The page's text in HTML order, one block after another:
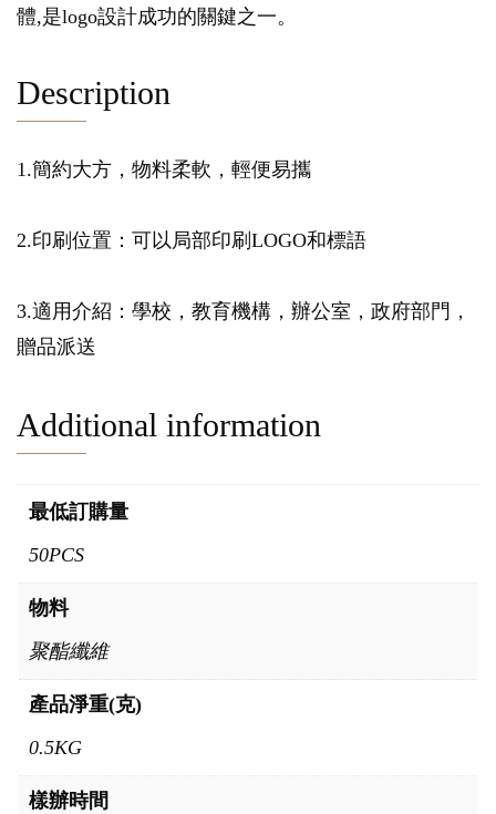
體,是logo設計成功的關鍵之一。
Description
1.簡約大方，物料柔軟，輕便易攜
2.印刷位置：可以局部印刷LOGO和標語
3.適用介紹：學校，教育機構，辦公室，政府部門，
贈品派送
Additional information
最低訂購量
50PCS
物料
聚酯纖維
產品淨重(克)
0.5KG
樣辦時間